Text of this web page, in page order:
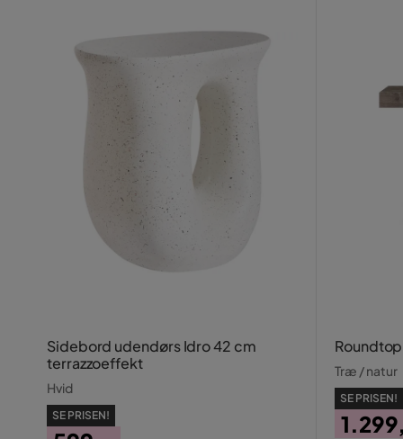
Sidebord udendørs Idro 42 cm
terrazzoeffekt
Hvid
SE PRISEN!
Træ / natur
SE PRISEN!